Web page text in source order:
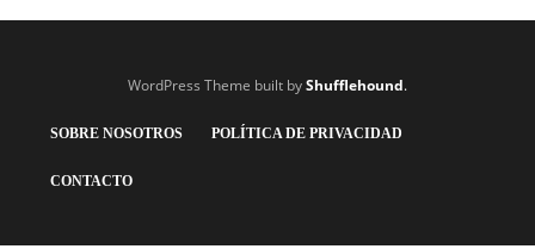
WordPress Theme built byShufflehound.
SOBRE NOSOTROS POLÍTICA DE PRIVACIDAD
CONTACTO